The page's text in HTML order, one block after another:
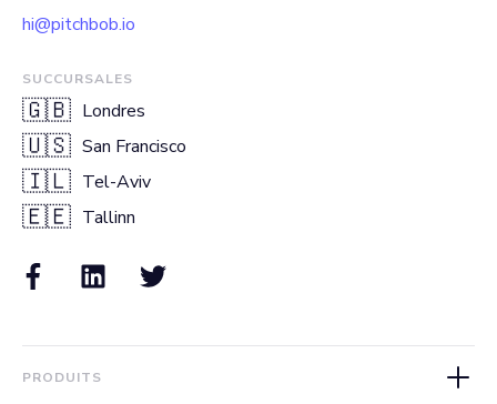
hi@pitchbob.io
SUCCURSALES
🇬🇧 Londres
🇺🇸 San Francisco
🇮🇱 Tel-Aviv
🇪🇪 Tallinn
PRODUITS